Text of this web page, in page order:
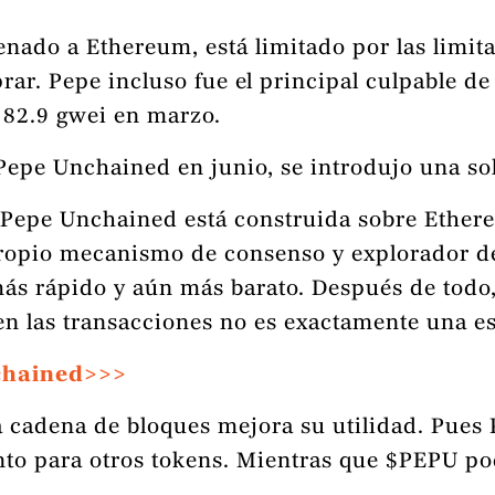
a Ethereum, está limitado por las
Pepe incluso fue el principal culpable
gwei en marzo.
Unchained en junio, se introdujo una
Unchained está construida sobre
mecanismo de consenso y explorador
rápido y aún más barato. Después de
las transacciones no es exactamente una
de bloques mejora su utilidad.
para otros tokens. Mientras que $PEPU